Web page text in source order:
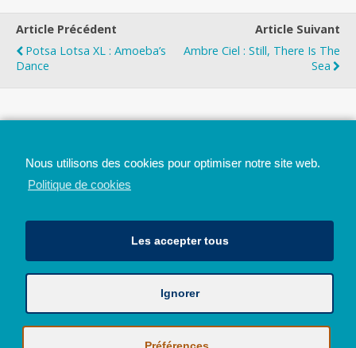
Article Précédent
Potsa Lotsa XL : Amoeba’s
Dance
Article Suivant
Ambre Ciel : Still, There Is The
Sea
Avec le soutien de la Province de Liège
© 2026 - Tous droits réservés - JazzMania
Politique en matière de confidentialité et de vie privée
Nous utilisons des cookies pour optimiser notre site web.
Politique de cookies
Les accepter tous
Ignorer